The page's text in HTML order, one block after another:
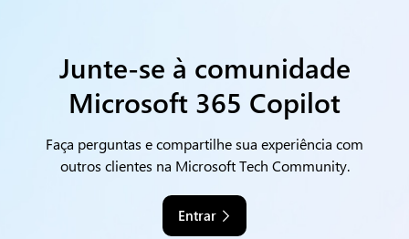
Junte-se à comunidade
Microsoft 365 Copilot
Faça perguntas e compartilhe sua experiência com
outros clientes na Microsoft Tech Community.
Entrar